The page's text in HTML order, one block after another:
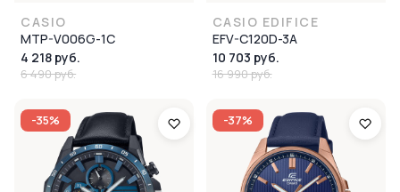
CASIO
MTP-V006G-1C
4 218 руб.
6 490 руб.
CASIO EDIFICE
EFV-C120D-3A
10 703 руб.
16 990 руб.
-35% -37%